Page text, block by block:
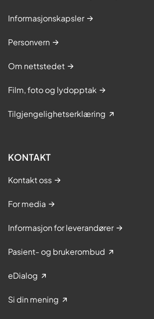
Informasjonskapsler
Personvern
Om nettstedet
Film, foto og lydopptak
Tilgjengelighetserklæring
KONTAKT
Kontakt oss
For media
Informasjon for leverandører
Pasient- og brukerombud
eDialog
Si din mening